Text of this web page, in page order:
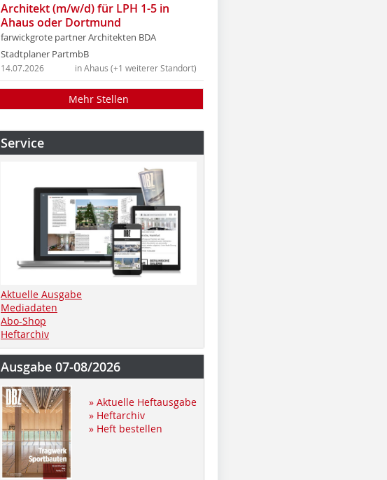
Architekt (m/w/d) für LPH 1-5 in
Ahaus oder Dortmund
farwickgrote partner Architekten BDA
Stadtplaner PartmbB
in Ahaus (+1 weiterer Standort)
14.07.2026
Mehr Stellen
Service
Aktuelle Ausgabe
Mediadaten
Abo-Shop
Heftarchiv
Ausgabe 07-08/2026
» Aktuelle Heftausgabe
» Heftarchiv
» Heft bestellen